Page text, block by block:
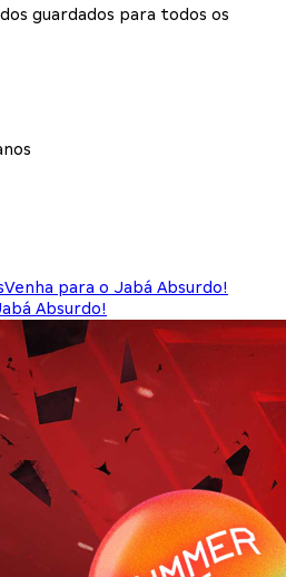
guardados para todos os
Venha para o Jabá Absurdo!
Absurdo!